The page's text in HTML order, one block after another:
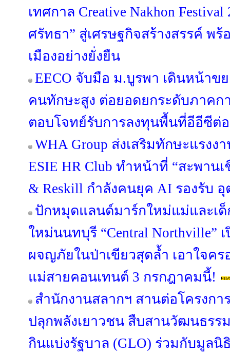
เทศกาล Creative Nakhon
ศรัทธา” สู่เศรษฐกิจสร้างสรรค์ พ
เมืองอย่างยั่งยืน
EECO จับมือ ม.บูรพา เดินหน้า
คนทักษะสูง ต่อยอดยกระดับภาคก
ตอบโจทย์รับการลงทุนพื้นที่อีอีซีต่อ
WHA Group ส่งเสริมทักษะแรง
ESIE HR Club ทำหน้าที่ “สะพาน
& Reskill กำลังคนยุค AI รองรับ
ปักหมุดแลนด์มาร์กใหม่แม่และเด็
ใหม่นนทบุรี “Central Northville”
ผจญภัยในป่าเขียวสุดล้ำ เอาใจค
แม่สายคอนเทนต์ 3 กรกฎาคมนี้!
สำนักงานสลากฯ สานต่อโครงการ
ปลุกพลังเยาวชน สืบสานวัฒนธรร
กินแบ่งรัฐบาล (GLO) ร่วมกับมูล